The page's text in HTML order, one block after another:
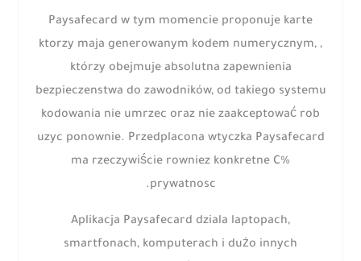
Paysafecard w tym momencie proponuje karte
ktorzy maja generowanym kodem numerycznym, ,
którzy obejmuje absolutna zapewnienia
bezpieczenstwa do zawodników, od takiego systemu
kodowania nie umrzec oraz nie zaakceptować rob
uzyc ponownie. Przedplacona wtyczka Paysafecard
ma rzeczywiście rowniez konkretne C%
prywatnosc.
Aplikacja Paysafecard dziala laptopach,
smartfonach, komputerach i dużo innych